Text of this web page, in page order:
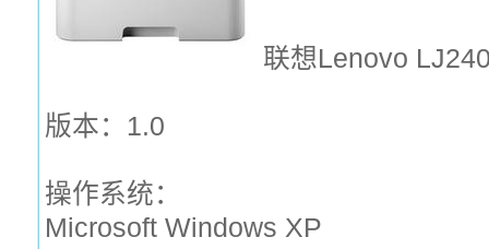
联想Lenovo
版本：1.0
操作系统：
Microsoft Windows XP